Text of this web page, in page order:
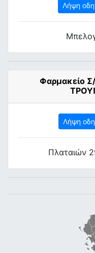
Λήψη
Φαρμακείο
Λήψη
Πλαταιών